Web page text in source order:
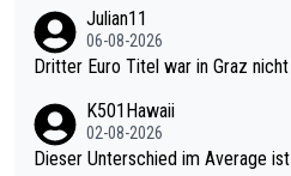
Julian11
06-08-2026
Dritter Euro Titel war in Graz
K501Hawaii
02-08-2026
Dieser Unterschied im Average ist echt